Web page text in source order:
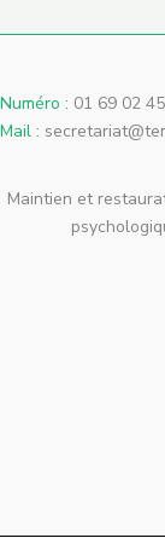
Numéro : 01 69 02
Mail :
Maintien et